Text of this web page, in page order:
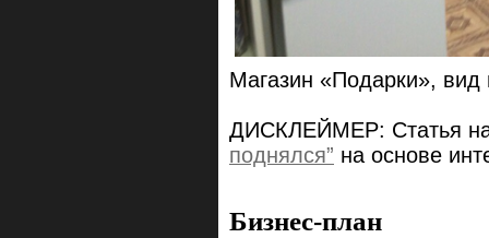
Магазин «Подарки», вид
ДИСКЛЕЙМЕР: Статья
поднялся” на основе
Бизнес-план